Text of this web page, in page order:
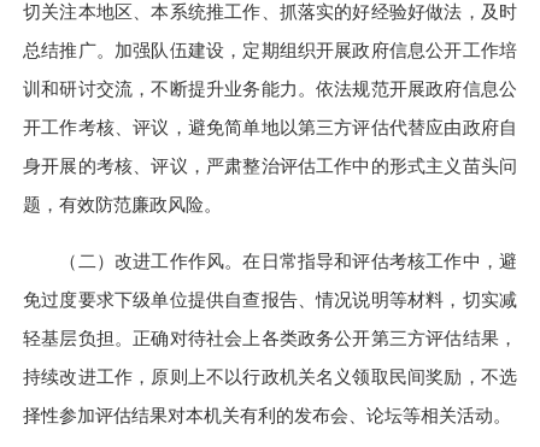
切关注本地区、本系统推工作、抓落实的好经验好做法，及时
总结推广。加强队伍建设，定期组织开展政府信息公开工作培
训和研讨交流，不断提升业务能力。依法规范开展政府信息公
开工作考核、评议，避免简单地以第三方评估代替应由政府自
身开展的考核、评议，严肃整治评估工作中的形式主义苗头问
题，有效防范廉政风险。
（二）改进工作作风。在日常指导和评估考核工作中，避
免过度要求下级单位提供自查报告、情况说明等材料，切实减
轻基层负担。正确对待社会上各类政务公开第三方评估结果，
持续改进工作，原则上不以行政机关名义领取民间奖励，不选
择性参加评估结果对本机关有利的发布会、论坛等相关活动。